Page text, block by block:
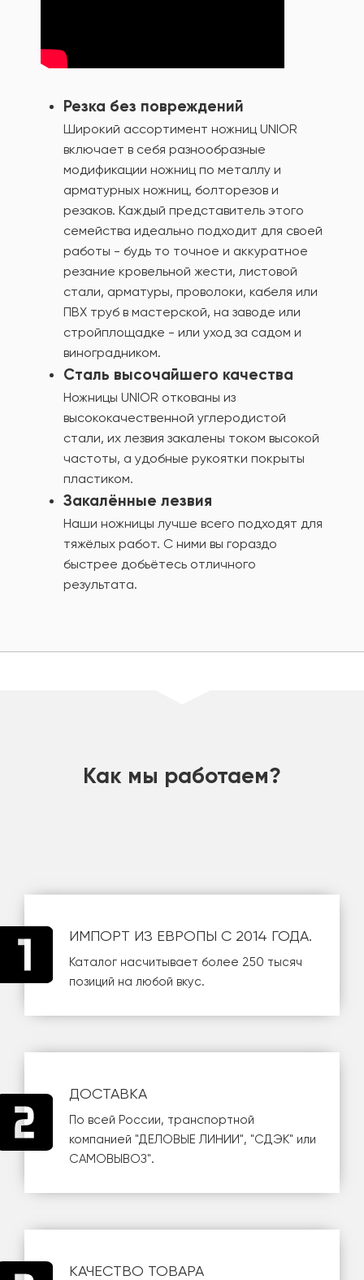
Резка без повреждений
Широкий ассортимент ножниц UNIOR
включает в себя разнообразные
модификации ножниц по металлу и
арматурных ножниц, болторезов и
резаков. Каждый представитель этого
семейства идеально подходит для своей
работы - будь то точное и аккуратное
резание кровельной жести, листовой
стали, арматуры, проволоки, кабеля или
ПВХ труб в мастерской, на заводе или
стройплощадке - или уход за садом и
виноградником.
Сталь высочайшего качества
Ножницы UNIOR откованы из
высококачественной углеродистой
стали, их лезвия закалены током высокой
частоты, а удобные рукоятки покрыты
пластиком.
Закалённые лезвия
Наши ножницы лучше всего подходят для
тяжёлых работ. С ними вы гораздо
быстрее добьётесь отличного
результата.
Как мы работаем?
ИМПОРТ ИЗ ЕВРОПЫ С 2014 ГОДА.
Каталог насчитывает более 250 тысяч
позиций на любой вкус.
ДОСТАВКА
По всей России, транспортной
компанией "ДЕЛОВЫЕ ЛИНИИ", "СДЭК" или
САМОВЫВОЗ".
КАЧЕСТВО ТОВАРА